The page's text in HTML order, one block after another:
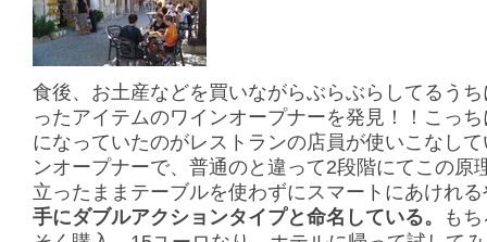
食後、お土産などを買いながらぶらぶらしてるう
ったアイテムのワインオープナーを発見！！こっ
になっていたのがレストランの店員が使いこなし
ンオープナーで、普通のと違って2段階にてこの原
立ったままテーブルを使わずにスマートにあけれ
手にダブルアクションタイプと命名している。
も